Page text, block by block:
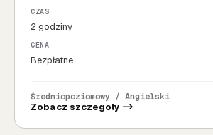
CZAS
2 godziny
CENA
Bezpłatne
Średniopoziomowy / Angielski
Zobacz szczegoly ->